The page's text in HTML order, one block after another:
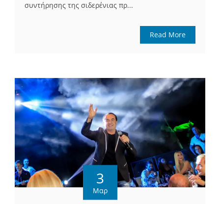
συντήρησης της σιδερένιας πρ...
Read More
3
Μαρ